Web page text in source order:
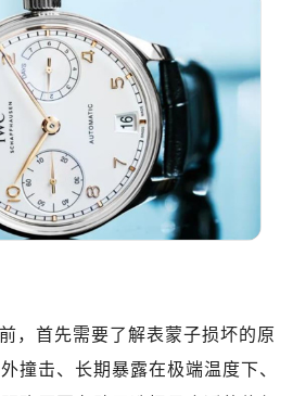
，首先需要了解表蒙子损坏的原
撞击、长期暴露在极端温度下、